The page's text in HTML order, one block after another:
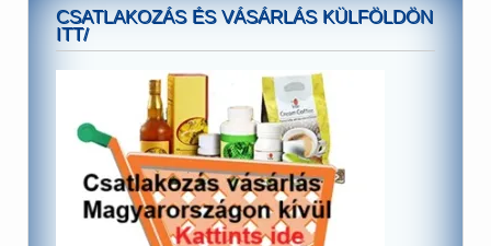
CSATLAKOZÁS ÉS VÁSÁRLÁS KÜLFÖLDÖN
ITT/